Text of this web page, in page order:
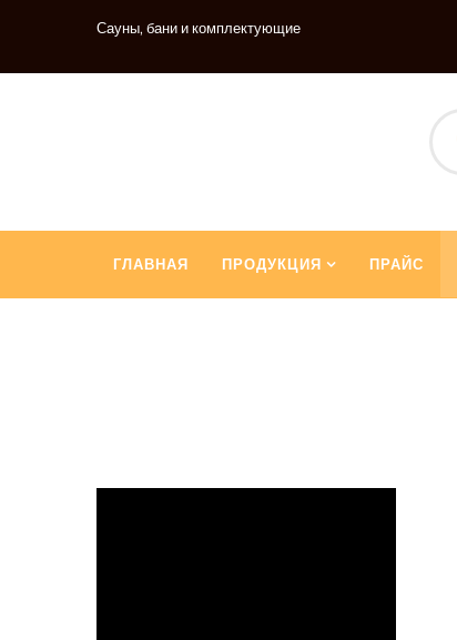
Сауны, бани и комплектующие
ГЛАВНАЯ ПРОДУКЦИЯ ПРАЙС